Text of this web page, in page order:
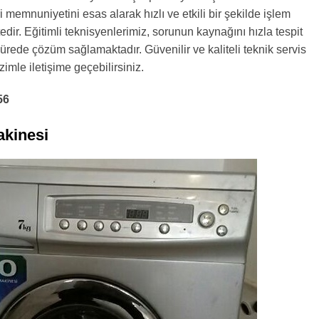
memnuniyetini esas alarak hızlı ve etkili bir şekilde işlem
Eğitimli teknisyenlerimiz, sorunun kaynağını hızla tespit
çözüm sağlamaktadır. Güvenilir ve kaliteli teknik servis
iletişime geçebilirsiniz.